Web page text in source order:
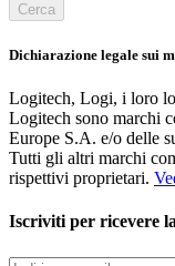
Cerca
Dichiarazione legale sui
Logitech, Logi, i loro
Logitech sono marchi
Europe S.A. e/o delle
Tutti gli altri marchi
rispettivi proprietari.
Iscriviti per ricevere